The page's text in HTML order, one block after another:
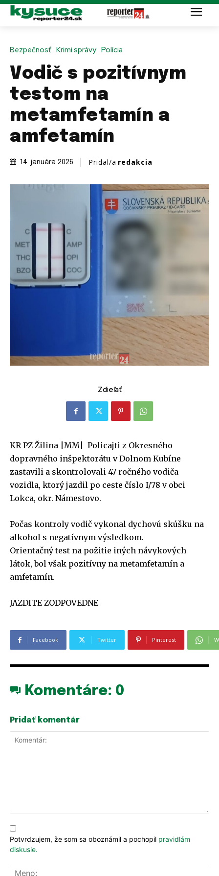
Bezpečnosť Krimi správy Polícia
Vodič s pozitívnym
testom na
metamfetamín a
amfetamín
14. januára 2026 Pridal/a redakcia
Zdieľať
KR PZ Žilina |MM| Policajti z Okresného
dopravného inšpektorátu v Dolnom Kubíne
zastavili a skontrolovali 47 ročného vodiča
vozidla, ktorý jazdil po ceste číslo I/78 v obci
Lokca, okr. Námestovo.
Počas kontroly vodič vykonal dychovú skúšku na
alkohol s negatívnym výsledkom.
Orientačný test na požitie iných návykových
látok, bol však pozitívny na metamfetamín a
amfetamín.
JAZDITE ZODPOVEDNE
Facebook Twitter Pinterest
Komentáre: 0
Pridať komentár
Potvrdzujem, že som sa oboznámil a pochopil pravidlám
diskusie.